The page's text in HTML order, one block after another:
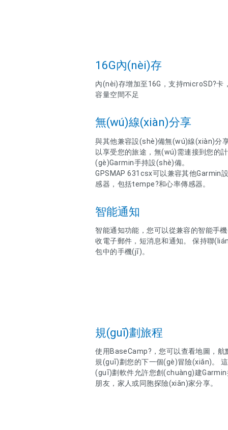
16G內(nèi)存
內(nèi)存增加至16G，支持microSD?卡
容量空間不足
無(wú)線(xiàn)分享
與其他兼容設(shè)備無(wú)線(xiàn)分
以享受您的旅途，無(wú)需連接到您的
(gè)Garmin手持設(shè)備。
GPSMAP 631csx可以兼容其他Garmin
感器，包括tempe?和心率傳感器。
智能通知
智能通知功能，您可以從兼容的智能手
收電子郵件，短消息和通知。 保持聯
包中的手機(jī)。
規(guī)劃旅程
使用BaseCamp?，您可以查看地圖，
規(guī)劃您的下一個(gè)冒險(xiǎn)。
(guī)劃軟件允許您創(chuàng)建
朋友，家人或同胞探險(xiǎn)家分享。